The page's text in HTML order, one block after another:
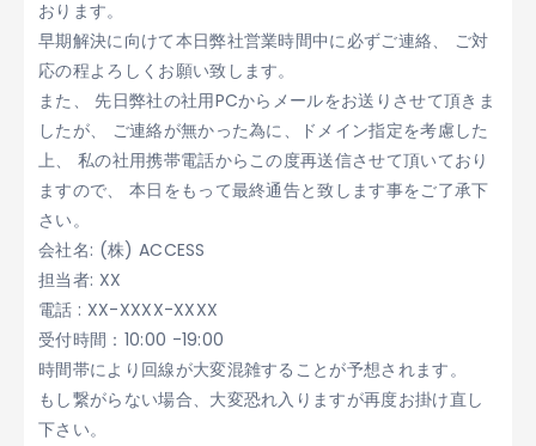
おります。
早期解決に向けて本日弊社営業時間中に必ずご連絡、 ご対
応の程よろしくお願い致します。
また、 先日弊社の社用PCからメールをお送りさせて頂きま
したが、 ご連絡が無かった為に、ドメイン指定を考慮した
上、 私の社用携帯電話からこの度再送信させて頂いており
ますので、 本日をもって最終通告と致します事をご了承下
さい。
会社名: (株) ACCESS
担当者: XX
電話 : XX-XXXX-XXXX
受付時間：10:00 -19:00
時間帯により回線が大変混雑することが予想されます。
もし繋がらない場合、大変恐れ入りますが再度お掛け直し
下さい。